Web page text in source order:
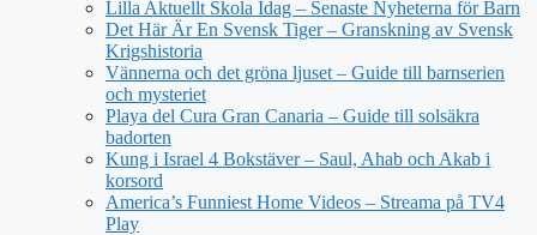
Lilla Aktuellt Skola Idag – Senaste Nyheterna för Barn
Det Här Är En Svensk Tiger – Granskning av Svensk
Krigshistoria
Vännerna och det gröna ljuset – Guide till barnserien
och mysteriet
Playa del Cura Gran Canaria – Guide till solsäkra
badorten
Kung i Israel 4 Bokstäver – Saul, Ahab och Akab i
korsord
America’s Funniest Home Videos – Streama på TV4
Play